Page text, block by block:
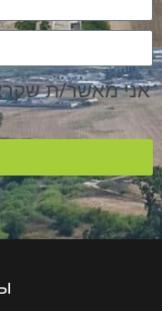
אני מאשר/ת